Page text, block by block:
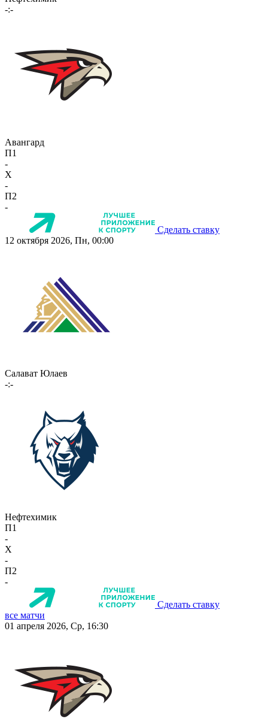
-:-
Авангард
П1
-
X
-
П2
-
Сделать ставку
12 октября 2026, Пн, 00:00
Салават Юлаев
-:-
Нефтехимик
П1
-
X
-
П2
-
Сделать ставку
все матчи
01 апреля 2026, Ср, 16:30